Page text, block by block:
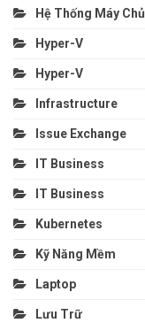
Hệ Thống Máy Chủ
Hyper-V
Hyper-V
Infrastructure
Issue Exchange
IT Business
IT Business
Kubernetes
Kỹ Năng Mềm
Laptop
Lưu Trữ